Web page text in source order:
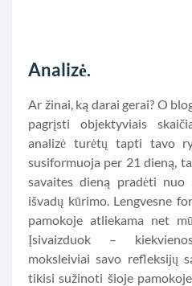
Analizė.
Ar žinai, ką darai gerai? O
pagrįsti objektyviais
analizė turėtų tapti tavo
susiformuoja per 21 dieną,
savaites dieną pradėti
išvadų kūrimo. Lengvesne
pamokoje atliekama net
Įsivaizduok –
moksleiviai savo refleksijų
tikisi sužinoti šioje